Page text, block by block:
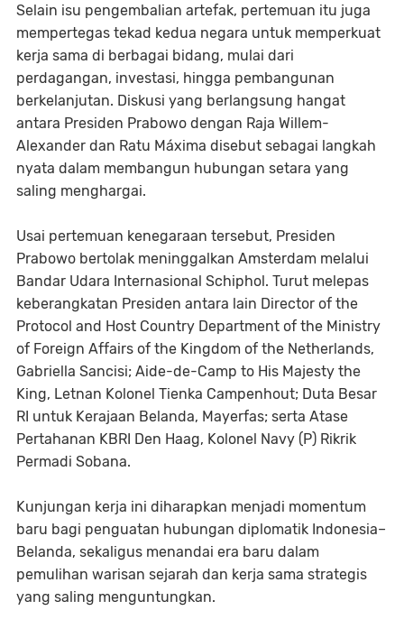
Selain isu pengembalian artefak, pertemuan itu juga
mempertegas tekad kedua negara untuk memperkuat
kerja sama di berbagai bidang, mulai dari
perdagangan, investasi, hingga pembangunan
berkelanjutan. Diskusi yang berlangsung hangat
antara Presiden Prabowo dengan Raja Willem-
Alexander dan Ratu Máxima disebut sebagai langkah
nyata dalam membangun hubungan setara yang
saling menghargai.
Usai pertemuan kenegaraan tersebut, Presiden
Prabowo bertolak meninggalkan Amsterdam melalui
Bandar Udara Internasional Schiphol. Turut melepas
keberangkatan Presiden antara lain Director of the
Protocol and Host Country Department of the Ministry
of Foreign Affairs of the Kingdom of the Netherlands,
Gabriella Sancisi; Aide-de-Camp to His Majesty the
King, Letnan Kolonel Tienka Campenhout; Duta Besar
RI untuk Kerajaan Belanda, Mayerfas; serta Atase
Pertahanan KBRI Den Haag, Kolonel Navy (P) Rikrik
Permadi Sobana.
Kunjungan kerja ini diharapkan menjadi momentum
baru bagi penguatan hubungan diplomatik Indonesia–
Belanda, sekaligus menandai era baru dalam
pemulihan warisan sejarah dan kerja sama strategis
yang saling menguntungkan.